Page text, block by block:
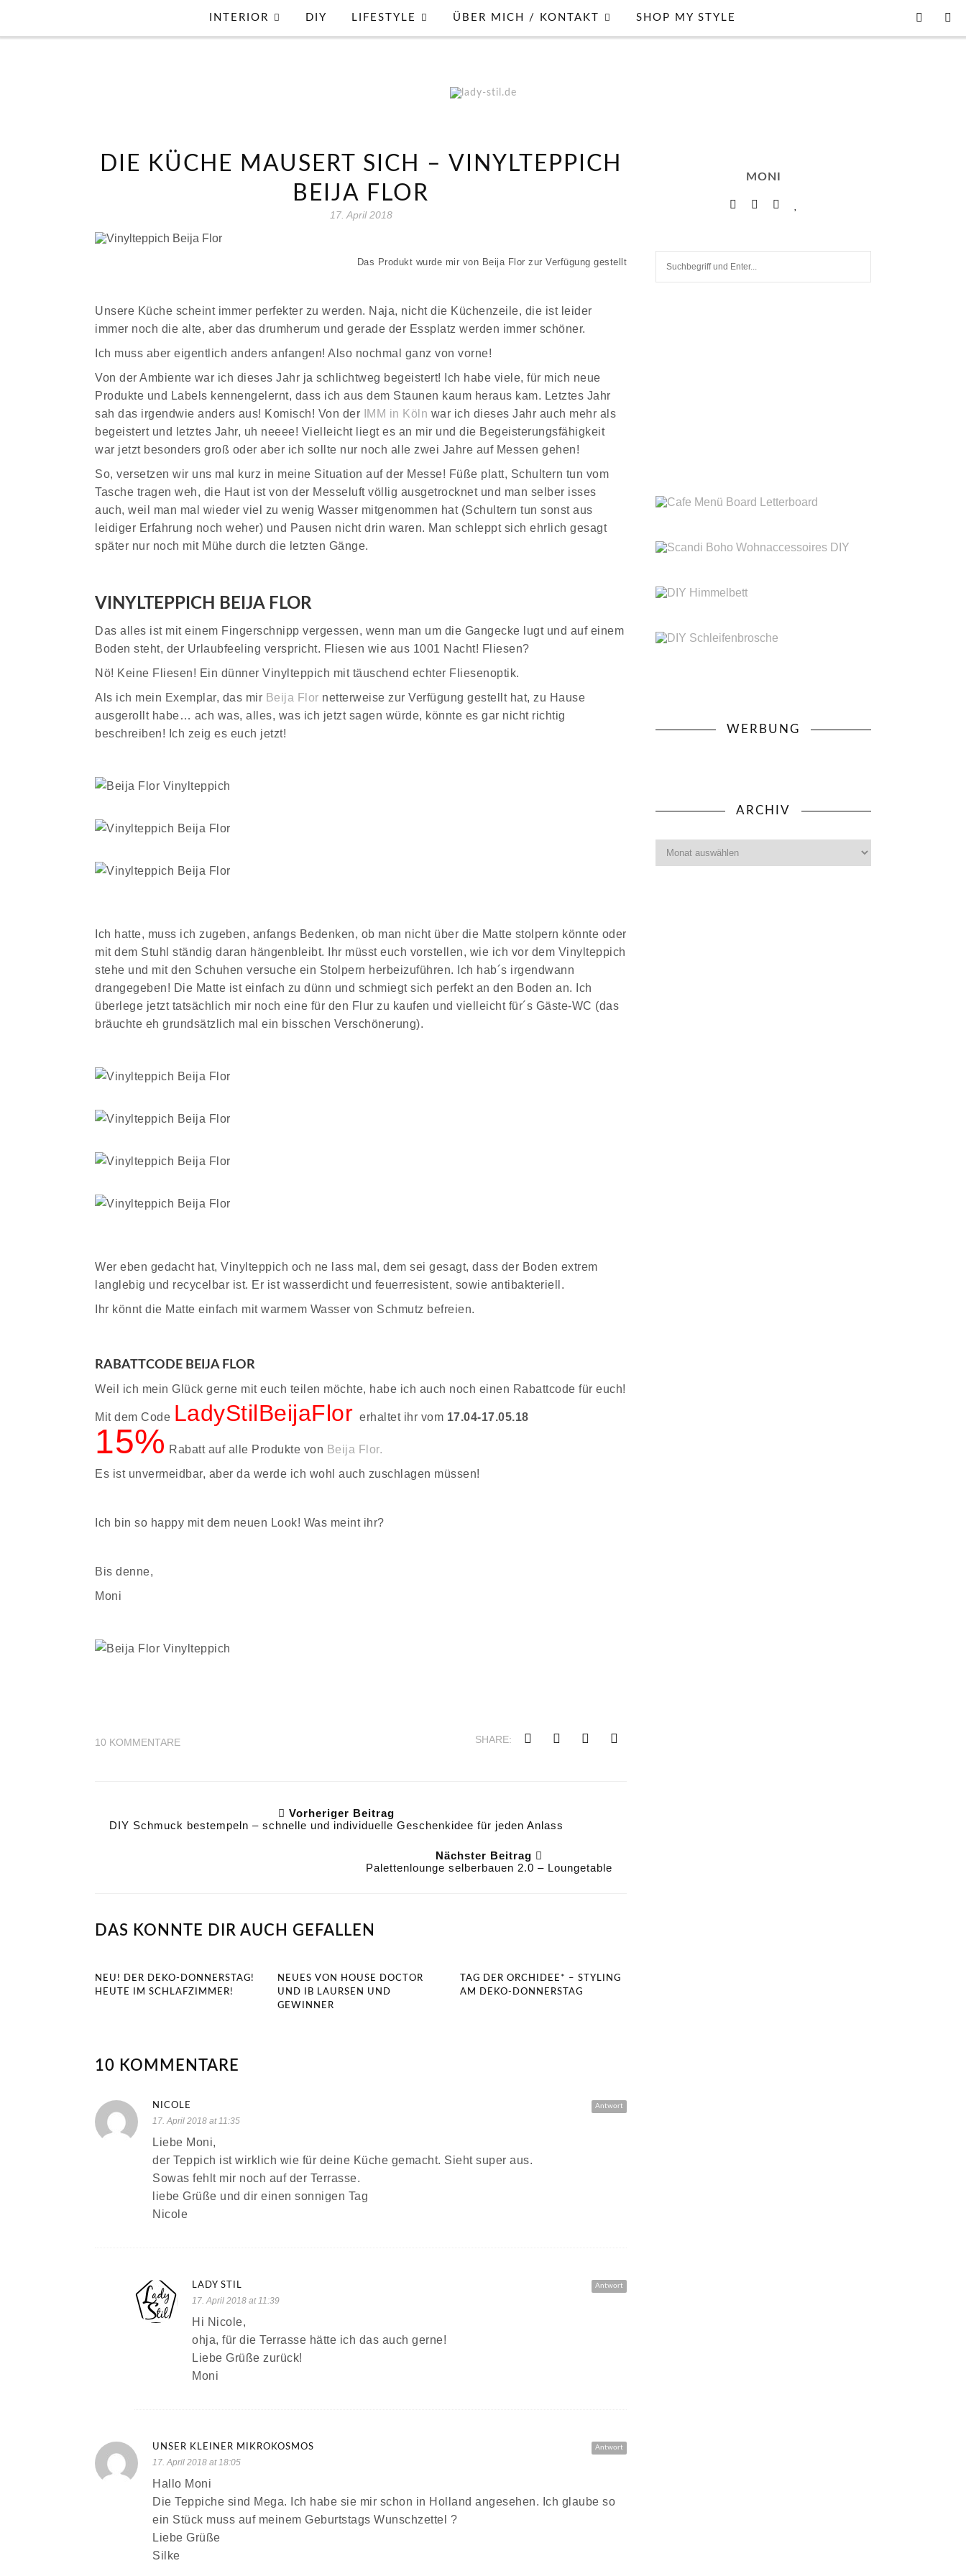
INTERIOR DIY LIFESTYLE ÜBER MICH / KONTAKT SHOP MY STYLE
DIE KÜCHE MAUSERT SICH – VINYLTEPPICH
BEIJA FLOR
17. April 2018
Das Produkt wurde mir von Beija Flor zur Verfügung gestellt
Unsere Küche scheint immer perfekter zu werden. Naja, nicht die Küchenzeile, die ist leider
immer noch die alte, aber das drumherum und gerade der Essplatz werden immer schöner.
Ich muss aber eigentlich anders anfangen! Also nochmal ganz von vorne!
Von der Ambiente war ich dieses Jahr ja schlichtweg begeistert! Ich habe viele, für mich neue
Produkte und Labels kennengelernt, dass ich aus dem Staunen kaum heraus kam. Letztes Jahr
sah das irgendwie anders aus! Komisch! Von der
IMM in Köln war ich dieses Jahr auch mehr als
begeistert und letztes Jahr, uh neeee! Vielleicht liegt es an mir und die Begeisterungsfähigkeit
war jetzt besonders groß oder aber ich sollte nur noch alle zwei Jahre auf Messen gehen!
So, versetzen wir uns mal kurz in meine Situation auf der Messe! Füße platt, Schultern tun vom
Tasche tragen weh, die Haut ist von der Messeluft völlig ausgetrocknet und man selber isses
auch, weil man mal wieder viel zu wenig Wasser mitgenommen hat (Schultern tun sonst aus
leidiger Erfahrung noch weher) und Pausen nicht drin waren. Man schleppt sich ehrlich gesagt
später nur noch mit Mühe durch die letzten Gänge.
VINYLTEPPICH BEIJA FLOR
Das alles ist mit einem Fingerschnipp vergessen, wenn man um die Gangecke lugt und auf einem
Boden steht, der Urlaubfeeling verspricht. Fliesen wie aus 1001 Nacht! Fliesen?
Nö! Keine Fliesen! Ein dünner Vinylteppich mit täuschend echter Fliesenoptik.
Als ich mein Exemplar, das mir Beija Flor netterweise zur Verfügung gestellt hat, zu Hause
ausgerollt habe… ach was, alles, was ich jetzt sagen würde, könnte es gar nicht richtig
beschreiben! Ich zeig es euch jetzt!
Ich hatte, muss ich zugeben, anfangs Bedenken, ob man nicht über die Matte stolpern könnte oder
mit dem Stuhl ständig daran hängenbleibt. Ihr müsst euch vorstellen, wie ich vor dem Vinylteppich
stehe und mit den Schuhen versuche ein Stolpern herbeizuführen. Ich hab´s irgendwann
drangegeben! Die Matte ist einfach zu dünn und schmiegt sich perfekt an den Boden an. Ich
überlege jetzt tatsächlich mir noch eine für den Flur zu kaufen und vielleicht für´s Gäste-WC (das
bräuchte eh grundsätzlich mal ein bisschen Verschönerung).
Wer eben gedacht hat, Vinylteppich och ne lass mal, dem sei gesagt, dass der Boden extrem
langlebig und recycelbar ist. Er ist wasserdicht und feuerresistent, sowie antibakteriell.
Ihr könnt die Matte einfach mit warmem Wasser von Schmutz befreien.
RABATTCODE BEIJA FLOR
Weil ich mein Glück gerne mit euch teilen möchte, habe ich auch noch einen Rabattcode für euch!
Mit dem Code LadyStilBeijaFlor erhaltet ihr vom 17.04-17.05.18
15% Rabatt auf alle Produkte von Beija Flor.
Es ist unvermeidbar, aber da werde ich wohl auch zuschlagen müssen!
Ich bin so happy mit dem neuen Look! Was meint ihr?
Bis denne,
Moni
10 KOMMENTARE SHARE:
Vorheriger Beitrag
DIY Schmuck bestempeln – schnelle und individuelle Geschenkidee für jeden Anlass
Nächster Beitrag
Palettenlounge selberbauen 2.0 – Loungetable
DAS KÖNNTE DIR AUCH GEFALLEN
NEU! DER DEKO-DONNERSTAG!
HEUTE IM SCHLAFZIMMER!
NEUES VON HOUSE DOCTOR
UND IB LAURSEN UND
GEWINNER
TAG DER ORCHIDEE* – STYLING
AM DEKO-DONNERSTAG
10 KOMMENTARE
Antwort
NICOLE
17. April 2018 at 11:35
Liebe Moni,
der Teppich ist wirklich wie für deine Küche gemacht. Sieht super aus.
Sowas fehlt mir noch auf der Terrasse.
liebe Grüße und dir einen sonnigen Tag
Nicole
Antwort
LADY STIL
17. April 2018 at 11:39
Hi Nicole,
ohja, für die Terrasse hätte ich das auch gerne!
Liebe Grüße zurück!
Moni
Antwort
UNSER KLEINER MIKROKOSMOS
17. April 2018 at 18:05
Hallo Moni
Die Teppiche sind Mega. Ich habe sie mir schon in Holland angesehen. Ich glaube so
ein Stück muss auf meinem Geburtstags Wunschzettel ?
Liebe Grüße
Silke
MONI
WERBUNG
ARCHIV